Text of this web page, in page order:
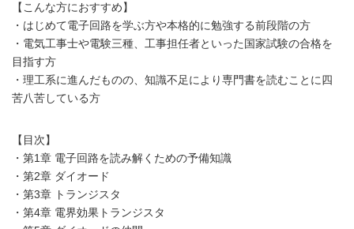
【こんな方におすすめ】
・はじめて電子回路を学ぶ方や本格的に勉強する前段階の方
・電気工事士や電験三種、工事担任者といった国家試験の合格を
目指す方
・理工系に進んだものの、知識不足により専門書を読むことに四
苦八苦している方
【目次】
・第1章 電子回路を読み解くための予備知識
・第2章 ダイオード
・第3章 トランジスタ
・第4章 電界効果トランジスタ